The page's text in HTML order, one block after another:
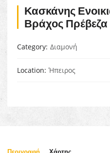
Κασκάνης
Βράχος Πρέβεζα
Category Διαμονή
Location Ήπειρος